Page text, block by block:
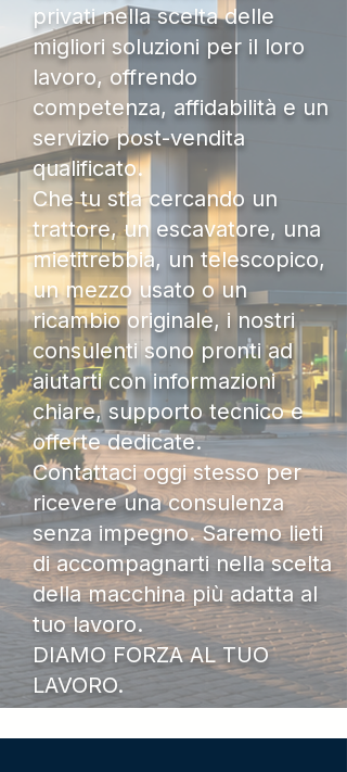
privati nella scelta delle
migliori soluzioni per il loro
lavoro, offrendo
competenza, affidabilità e un
servizio post-vendita
qualificato.
Che tu stia cercando un
trattore, un escavatore, una
mietitrebbia, un telescopico,
un mezzo usato o un
ricambio originale, i nostri
consulenti sono pronti ad
aiutarti con informazioni
chiare, supporto tecnico e
offerte dedicate.
Contattaci oggi stesso per
ricevere una consulenza
senza impegno. Saremo lieti
di accompagnarti nella scelta
della macchina più adatta al
tuo lavoro.
DIAMO FORZA AL TUO
LAVORO.